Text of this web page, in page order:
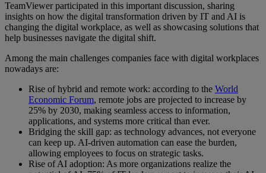
TeamViewer participated in this important discussion, sharing
insights on how the digital transformation driven by IT and AI is
changing the digital workplace, as well as showcasing solutions that
help businesses navigate the digital shift.
Among the main challenges companies face with digital workplaces
nowadays are:
Rise of hybrid and remote work: according to the World
Economic Forum, remote jobs are projected to increase by
25% by 2030, making seamless access to information,
applications, and systems more critical than ever.
Bridging the skill gap: as technology advances, not everyone
can keep up. AI-driven automation can ease the burden,
allowing employees to focus on strategic tasks.
Rise of AI adoption: As more organizations realize the